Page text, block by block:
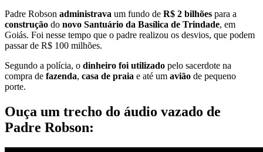
Padre Robson administrava um fundo de R$ 2 bilhões para a
construção do novo Santuário da Basílica de Trindade, em
Goiás. Foi nesse tempo que o padre realizou os desvios, que podem
passar de R$ 100 milhões.
Segundo a polícia, o dinheiro foi utilizado pelo sacerdote na
compra de fazenda, casa de praia e até um avião de pequeno
porte.
Ouça um trecho do áudio vazado de
Padre Robson: